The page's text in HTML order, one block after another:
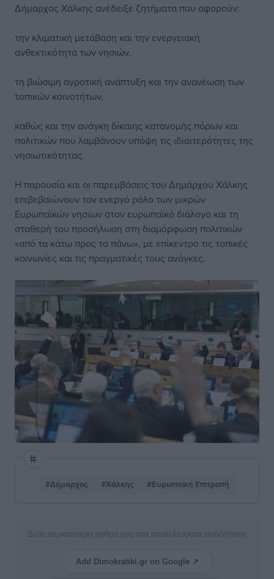
Δήμαρχος Χάλκης ανέδειξε ζητήματα που αφορούν:
την κλιματική μετάβαση και την ενεργειακή
ανθεκτικότητα των νησιών,
τη βιώσιμη αγροτική ανάπτυξη και την ανανέωση των
τοπικών κοινοτήτων,
καθώς και την ανάγκη δίκαιης κατανομής πόρων και
πολιτικών που λαμβάνουν υπόψη τις ιδιαιτερότητες της
νησιωτικότητας.
Η παρουσία και οι παρεμβάσεις του Δημάρχου Χάλκης
επιβεβαιώνουν τον ενεργό ρόλο των μικρών
Ευρωπαϊκών νησιων στον ευρωπαϊκό διάλογο και τη
σταθερή του προσήλωση στη διαμόρφωση πολιτικών
«από τα κάτω προς τα πάνω», με επίκεντρο τις τοπικές
κοινωνίες και τις πραγματικές τους ανάγκες.
#Δήμαρχος #Χάλκης #Ευρωπαϊκή Επιτροπή
Δείτε περισσότερα άρθρα μας στα αποτελέσματα αναζήτησης
Add Dimokratiki.gr on Google ↗